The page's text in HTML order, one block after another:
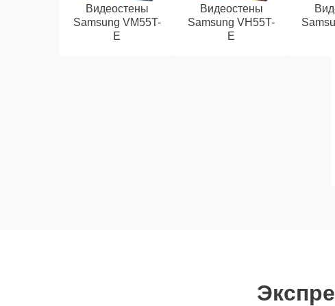
Видеостены
Samsung VM55T-
E
Видеостены
Samsung VH55T-
E